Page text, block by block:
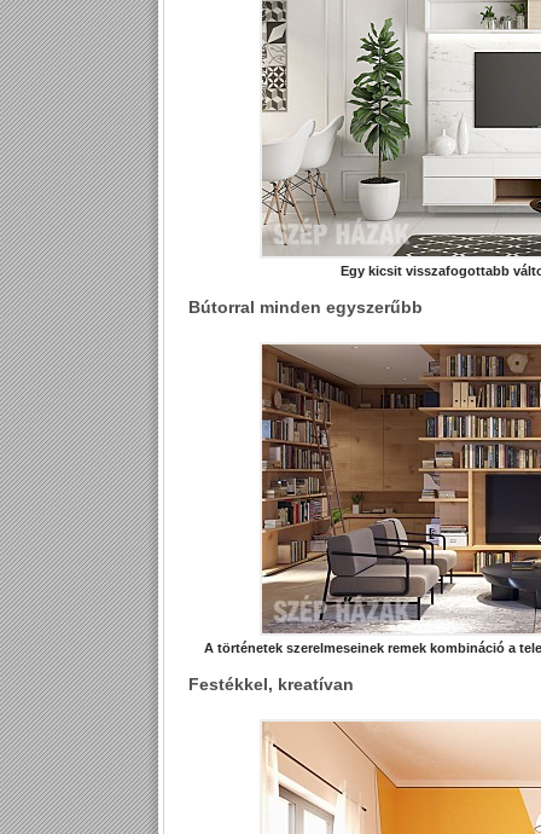
Egy kicsit visszafogottabb
Bútorral minden egyszerűbb
A történetek szerelmeseinek remek kombináció a
Festékkel, kreatívan